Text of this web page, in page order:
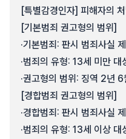
[특별감경인자] 피해자의
[기본범죄 권고형의 범위]
·기본범죄: 판시 범죄사실
·범죄의 유형: 13세 미만
·권고형의 범위: 징역 2년
[경합범죄 권고형의 범위]
·경합범죄: 판시 범죄사실
·범죄의 유형: 13세 이상